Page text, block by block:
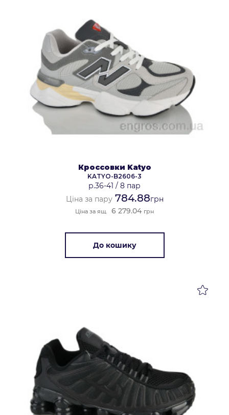
Кроссовки Katyo
KATYO-B2606-3
р.36-41 / 8 пар
Ціна за пару784.88грн
Ціна за ящ. 6 279.04 грн
До кошику